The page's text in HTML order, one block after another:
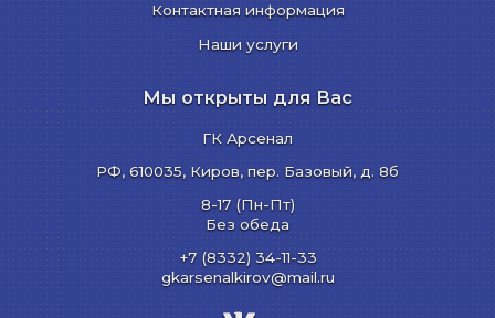
Контактная информация
Наши услуги
Мы открыты для Вас
ГК Арсенал
РФ, 610035, Киров, пер. Базовый, д. 8б
8-17 (Пн-Пт)
Без обеда
+7 (8332) 34-11-33
gkarsenalkirov@mail.ru